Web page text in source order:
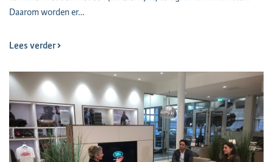
Daarom worden er…
Lees verder